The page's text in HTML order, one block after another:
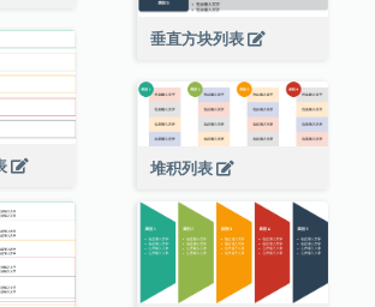
垂直方块列表
堆积列表